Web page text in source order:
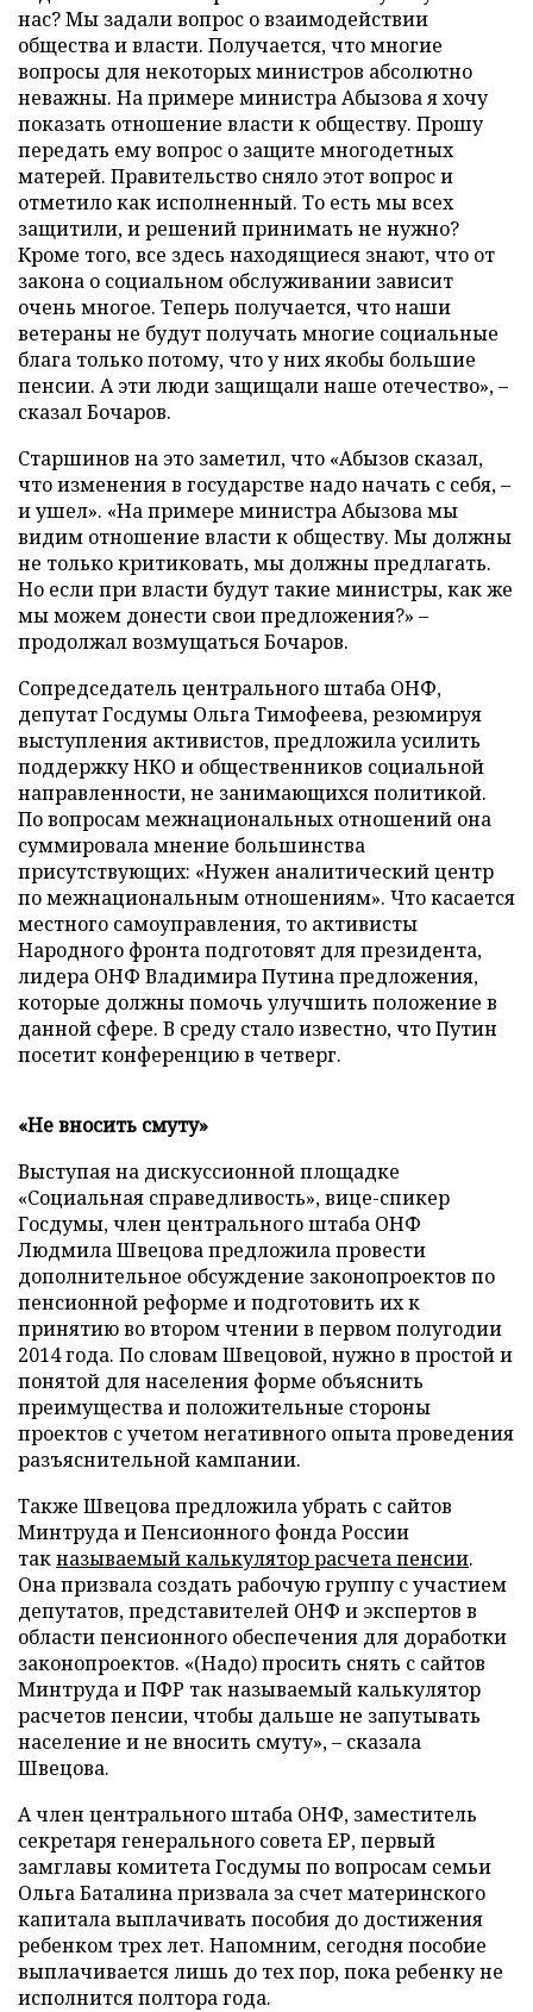
нас? Мы задали вопрос о взаимодействии
общества и власти. Получается, что многие
вопросы для некоторых министров абсолютно
неважны. На примере министра Абызова я хочу
показать отношение власти к обществу. Прошу
передать ему вопрос о защите многодетных
матерей. Правительство сняло этот вопрос и
отметило как исполненный. То есть мы всех
защитили, и решений принимать не нужно?
Кроме того, все здесь находящиеся знают, что от
закона о социальном обслуживании зависит
очень многое. Теперь получается, что наши
ветераны не будут получать многие социальные
блага только потому, что у них якобы большие
пенсии. А эти люди защищали наше отечество», –
сказал Бочаров.
Старшинов на это заметил, что «Абызов сказал,
что изменения в государстве надо начать с себя, –
и ушел». «На примере министра Абызова мы
видим отношение власти к обществу. Мы должны
не только критиковать, мы должны предлагать.
Но если при власти будут такие министры, как же
мы можем донести свои предложения?» –
продолжал возмущаться Бочаров.
Сопредседатель центрального штаба ОНФ,
депутат Госдумы Ольга Тимофеева, резюмируя
выступления активистов, предложила усилить
поддержку НКО и общественников социальной
направленности, не занимающихся политикой.
По вопросам межнациональных отношений она
суммировала мнение большинства
присутствующих: «Нужен аналитический центр
по межнациональным отношениям». Что касается
местного самоуправления, то активисты
Народного фронта подготовят для президента,
лидера ОНФ Владимира Путина предложения,
которые должны помочь улучшить положение в
данной сфере. В среду стало известно, что Путин
посетит конференцию в четверг.
«Не вносить смуту»
Выступая на дискуссионной площадке
«Социальная справедливость», вице-спикер
Госдумы, член центрального штаба ОНФ
Людмила Швецова предложила провести
дополнительное обсуждение законопроектов по
пенсионной реформе и подготовить их к
принятию во втором чтении в первом полугодии
2014 года. По словам Швецовой, нужно в простой и
понятой для населения форме объяснить
преимущества и положительные стороны
проектов с учетом негативного опыта проведения
разъяснительной кампании.
Также Швецова предложила убрать с сайтов
Минтруда и Пенсионного фонда России
такназываемый калькулятор расчета пенсии.
Она призвала создать рабочую группу с участием
депутатов, представителей ОНФ и экспертов в
области пенсионного обеспечения для доработки
законопроектов. «(Надо) просить снять с сайтов
Минтруда и ПФР так называемый калькулятор
расчетов пенсии, чтобы дальше не запутывать
население и не вносить смуту», – сказала
Швецова.
А член центрального штаба ОНФ, заместитель
секретаря генерального совета ЕР, первый
замглавы комитета Госдумы по вопросам семьи
Ольга Баталина призвала за счет материнского
капитала выплачивать пособия до достижения
ребенком трех лет. Напомним, сегодня пособие
выплачивается лишь до тех пор, пока ребенку не
исполнится полтора года.